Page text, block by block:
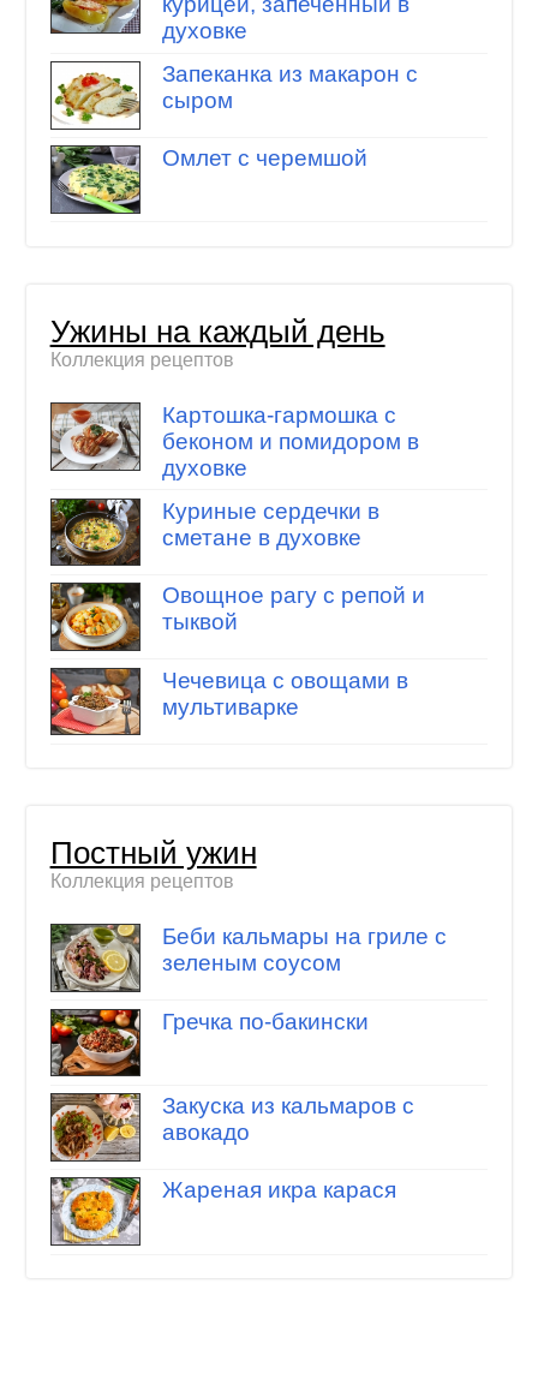
духовке
Запеканка из макарон с
сыром
Омлет с черемшой
Ужины на каждый день
Коллекция рецептов
Картошка-гармошка с
беконом и помидором в
духовке
Куриные сердечки в
сметане в духовке
Овощное рагу с репой и
тыквой
Чечевица с овощами в
мультиварке
Постный ужин
Коллекция рецептов
Беби кальмары на гриле с
зеленым соусом
Гречка по-бакински
Закуска из кальмаров с
авокадо
Жареная икра карася